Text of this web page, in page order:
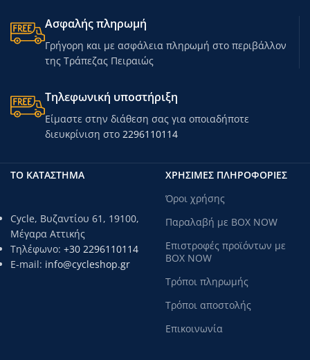
Θέση για ένα φλιτζάνι: ναι
Αντιολισθητικά πόδια: ναι
Μέγιστο βάρος χρήστη: 110 kg
Θέση για ένα φλιτζάνι: ναι
Ασφαλής πληρωμή
Γρήγορη και με ασφάλεια πληρωμή στο περιβάλλον
της Τράπεζας Πειραιώς
Τηλεφωνική υποστήριξη
Είμαστε στην διάθεση σας για οποιαδήποτε
διευκρίνιση στο 2296110114
ΤΟ ΚΑΤΑΣΤΗΜΑ
Cycle, Βυζαντίου 61, 19100,
Μέγαρα Αττικής
Τηλέφωνο: +30 2296110114
E-mail: info@cycleshop.gr
ΧΡΗΣΙΜΕΣ ΠΛΗΡΟΦΟΡΙΕΣ
Όροι χρήσης
Παραλαβή με BOX NOW
Επιστροφές προϊόντων με
BOX NOW
Τρόποι πληρωμής
Τρόποι αποστολής
Επικοινωνία